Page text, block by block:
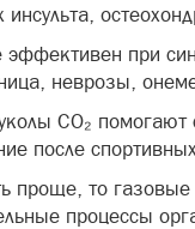
инсульта,
при
неврозы,
CO₂ помогают
после
проще, то
процессы